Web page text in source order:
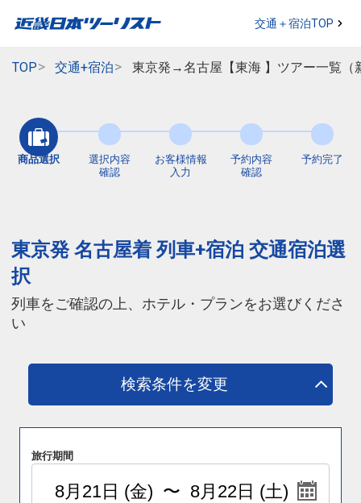
交通＋宿泊TOP
TOP 交通+宿泊 東京発→名古屋【東海 】ツアー一覧（
商品選択
選択内容
確認
お客様情報
入力
予約内容
確認
予約完了
東京発 名古屋着 列車+宿泊 交通宿泊選
択
列車をご確認の上、ホテル・プランをお選びくださ
い
検索条件を変更
旅行期間